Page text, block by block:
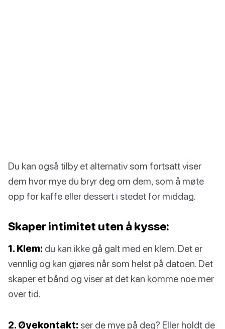
Du kan også tilby et alternativ som fortsatt viser
dem hvor mye du bryr deg om dem, som å møte
opp for kaffe eller dessert i stedet for middag.
Skaper intimitet uten å kysse:
1. Klem: du kan ikke gå galt med en klem. Det er
vennlig og kan gjøres når som helst på datoen. Det
skaper et bånd og viser at det kan komme noe mer
over tid.
2. Øyekontakt: ser de mye på deg? Eller holdt de